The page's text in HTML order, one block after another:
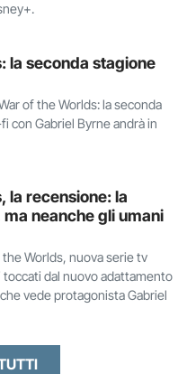
la seconda stagione
of the Worlds: la seconda
con Gabriel Byrne andrà in
la recensione: la
neanche gli umani
Worlds, nuova serie tv
toccati dal nuovo adattamento
vede protagonista Gabriel